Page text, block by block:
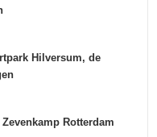
Hilversum, de
Rotterdam